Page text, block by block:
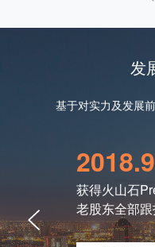
发
基于对实力及发展
2018.9
获得火山石Pre-A
老股东全部跟投